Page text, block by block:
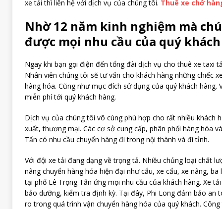
xe tải thì liên hệ với dịch vụ của chúng tôi. Thuê xe chở
Nhờ 12 năm kinh nghiệm mà
được mọi nhu cầu của quý
Ngay khi bạn gọi điện đến tổng đài dịch vụ cho thuê xe taxi
Nhân viên chúng tôi sẽ tư vấn cho khách hàng những chiếc
hàng hóa. Cũng như mục đích sử dụng của quý khách hàng.
miễn phí tới quý khách hàng.
Dịch vụ của chúng tôi vô cùng phù hợp cho rất nhiều khách
xuất, thương mại. Các cơ sở cung cấp, phân phối hàng hóa
Tấn có nhu cầu chuyển hàng đi trong nội thành và đi tỉnh.
Với đội xe tải đang dạng về trọng tả. Nhiều chủng loại chất
nâng chuyển hàng hóa hiện đại như cẩu, xe cẩu, xe nâng,
tại phố Lê Trọng Tấn ứng mọi nhu cầu của khách hàng. Xe
bảo dưỡng, kiểm tra định kỳ. Tại đây, Phi Long đảm bảo an
ro trong quá trình vận chuyển hàng hóa của quý khách.